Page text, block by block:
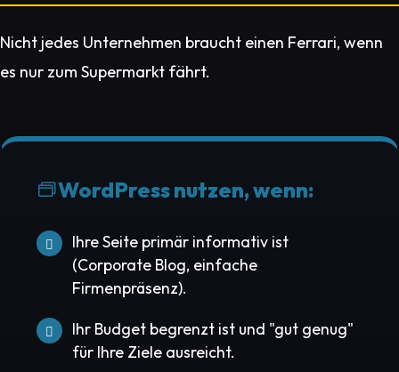
Nicht jedes Unternehmen braucht einen Ferrari, wenn
es nur zum Supermarkt fährt.
WordPress nutzen, wenn:
Ihre Seite primär informativ ist
(Corporate Blog, einfache
Firmenpräsenz).
Ihr Budget begrenzt ist und "gut genug"
für Ihre Ziele ausreicht.